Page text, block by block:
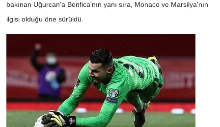
bakınan Uğurcan'a Benfica'nın yanı sıra, Monaco ve Marsilya'nın
ilgisi olduğu öne sürüldü.